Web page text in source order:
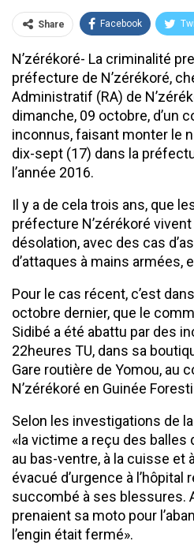
Share Facebook
N’zérékoré- La criminalité
préfecture de N’zérékoré,
Administratif (RA) de
dimanche, 09 octobre, d’un
inconnus, faisant monter le
dix-sept (17) dans la
l’année 2016.
Il y a de cela trois ans, que
préfecture N’zérékoré
désolation, avec des cas
d’attaques à mains armées,
Pour le cas récent, c’est
octobre dernier, que le
Sidibé a été abattu par des
22heures TU, dans sa
Gare routière de Yomou, au
N’zérékoré en Guinée
Selon les investigations de
«la victime a reçu des balles
au bas-ventre, à la cuisse et
évacué d’urgence à l’hôpital
succombé à ses blessures.
prenaient sa moto pour
l’engin était fermé».